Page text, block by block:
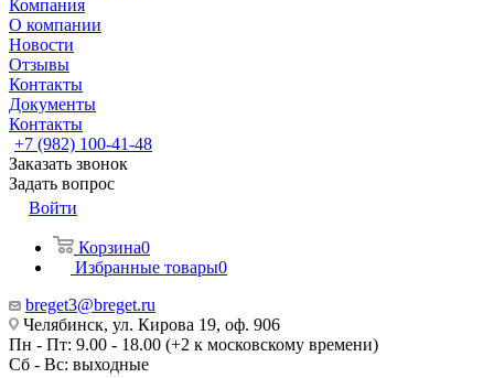
Компания
О компании
Новости
Отзывы
Контакты
Документы
Контакты
+7 (982) 100-41-48
Заказать звонок
Задать вопрос
Войти
Корзина0
Избранные товары0
breget3@breget.ru
Челябинск, ул. Кирова 19, оф. 906
Пн - Пт: 9.00 - 18.00 (+2 к московскому времени)
Сб - Вс: выходные